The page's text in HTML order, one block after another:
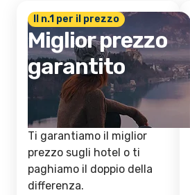
Il n.1 per il prezzo
Miglior prezzo
garantito
Ti garantiamo il miglior
prezzo sugli hotel o ti
paghiamo il doppio della
differenza.